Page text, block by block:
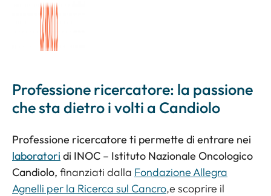
Professione ricercatore: la passione
che sta dietro i volti a Candiolo
Professione ricercatore ti permette di entrare nei
laboratori di INOC – Istituto Nazionale Oncologico
Candiolo, finanziati dalla Fondazione Allegra
Agnelli per la Ricerca sul Cancro,e scoprire il